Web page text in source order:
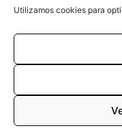
Utilizamos cookies para
© 2026 Novalbos.
web by Esquío
Aviso Legal|Política
Políticas